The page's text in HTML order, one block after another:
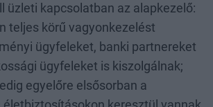
üzleti kapcsolatban az alapkezelő:
teljes körű vagyonkezelést
ügyfeleket, banki partnereket
ügyfeleket is kiszolgálnak;
egyelőre elsősorban a